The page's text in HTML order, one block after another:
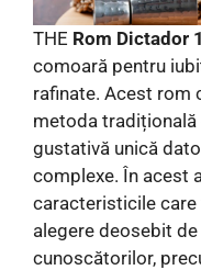
THE Rom Dictador
comoară pentru
rafinate. Acest rom
metoda tradițională
gustativă unică
complexe. În acest
caracteristicile
alegere deosebit
cunoscătorilor,